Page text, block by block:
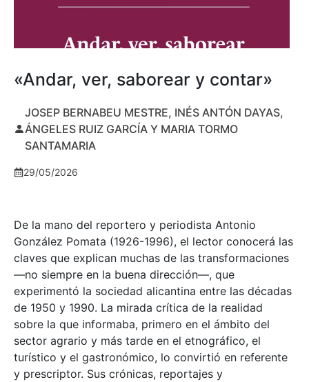
«Andar, ver, saborear y contar»
JOSEP BERNABEU MESTRE, INÉS ANTÓN DAYAS,
ÁNGELES RUIZ GARCÍA Y MARIA TORMO
SANTAMARIA
29/05/2026
De la mano del reportero y periodista Antonio
González Pomata (1926-1996), el lector conocerá las
claves que explican muchas de las transformaciones
—no siempre en la buena dirección—, que
experimentó la sociedad alicantina entre las décadas
de 1950 y 1990. La mirada crítica de la realidad
sobre la que informaba, primero en el ámbito del
sector agrario y más tarde en el etnográfico, el
turístico y el gastronómico, lo convirtió en referente
y prescriptor. Sus crónicas, reportajes y